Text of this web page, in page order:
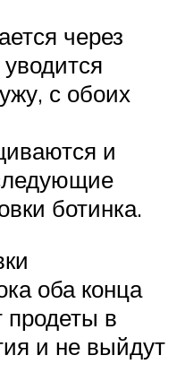
через
с обоих
и
ботинка.
оба конца
продеты в
и не выйдут